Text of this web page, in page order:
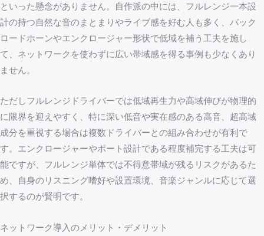
といった懸念がありません。自作派の中には、フルレンジ一本設
計の持つ自然な音のまとまりやライブ感を好む人も多く、バック
ロードホーンやエンクロージャー形状で低域を補う工夫を施し
て、ネットワークを使わずに広い帯域感を得る事例も少なくあり
ません。
ただしフルレンジドライバーでは低域再生力や高域伸びが物理的
に限界を迎えやすく、特に深い低音や実在感のある高音、超高域
成分を重視する場合は複数ドライバーとの組み合わせが有利で
す。エンクロージャーやポート設計である程度補完する工夫は可
能ですが、フルレンジ単体では不得意帯域が残るリスクがあるた
め、自身のリスニング嗜好や設置環境、音楽ジャンルに応じて選
択するのが賢明です。
ネットワーク導入のメリット・デメリット